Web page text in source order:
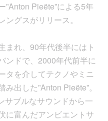
Pieëte”による5年
グスがリリース。
まれ、90年代後半にはト
ンドで、2000年代前半に
タを介してテクノやミニ
出した”Anton Pieëte”。
サブルなサウンドから一
に富んだアンビエントサ